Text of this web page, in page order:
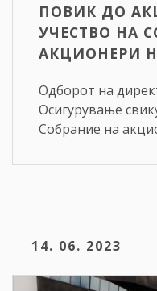
ПОВИК ДО
УЧЕСТВО НА
АКЦИОНЕРИ
Одборот на
Осигурување
Собрание на
14. 06. 2023